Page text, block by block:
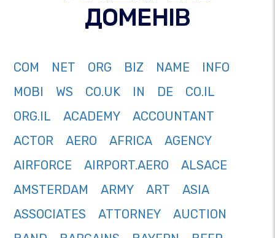
ДОМЕНІВ
COM NET ORG BIZ NAME
INFO
MOBI
WS CO.UK IN DE
CO.IL
ORG.IL
ACADEMY
ACCOUNTANT
ACTOR
AERO AFRICA
AGENCY
AIRFORCE
AIRPORT.AERO
ALSACE
AMSTERDAM
ARMY ART
ASIA
ASSOCIATES
ATTORNEY
AUCTION